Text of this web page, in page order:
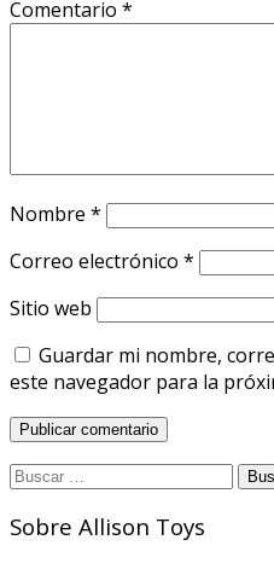
Comentario *
Nombre *
Correo electrónico *
Sitio web
Guardar mi nombre,
este navegador para la
Buscar
Sobre Allison Toys